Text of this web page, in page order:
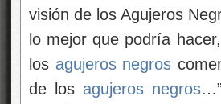
visión de los Agujeros
lo mejor que podría
los agujeros negros
de los agujeros negros